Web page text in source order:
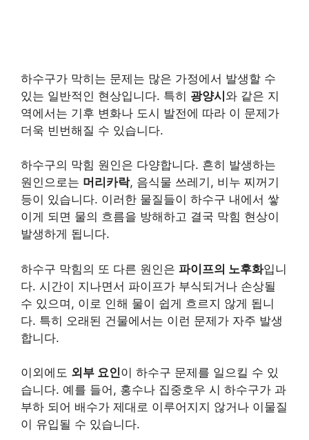
하수구가 막히는 문제는 많은 가정에서 발생할 수
있는 일반적인 현상입니다. 특히 광양시와 같은 지
역에서는 기후 변화나 도시 발전에 따라 이 문제가
더욱 빈번해질 수 있습니다.
하수구의 막힘 원인은 다양합니다. 흔히 발생하는
원인으로는 머리카락, 음식물 쓰레기, 비누 찌꺼기
등이 있습니다. 이러한 물질들이 하수구 내에서 쌓
이게 되면 물의 흐름을 방해하고 결국 막힘 현상이
발생하게 됩니다.
하수구 막힘의 또 다른 원인은 파이프의 노후화입니
다. 시간이 지나면서 파이프가 부식되거나 손상될
수 있으며, 이로 인해 물이 쉽게 흐르지 않게 됩니
다. 특히 오래된 건물에서는 이런 문제가 자주 발생
합니다.
이외에도 외부 요인이 하수구 문제를 일으킬 수 있
습니다. 예를 들어, 홍수나 집중호우 시 하수구가 과
부하 되어 배수가 제대로 이루어지지 않거나 이물질
이 유입될 수 있습니다.